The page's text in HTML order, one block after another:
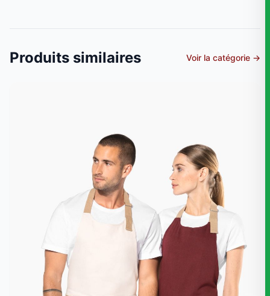
Produits similaires Voir la catégorie →